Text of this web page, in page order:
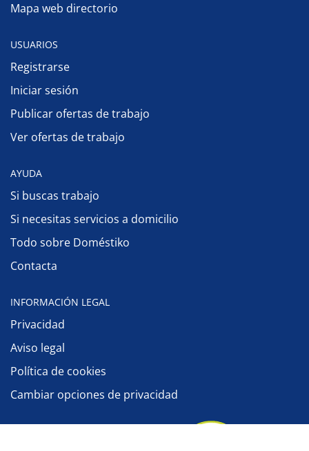
Mapa web directorio
USUARIOS
Registrarse
Iniciar sesión
Publicar ofertas de trabajo
Ver ofertas de trabajo
AYUDA
Si buscas trabajo
Si necesitas servicios a domicilio
Todo sobre Doméstiko
Contacta
INFORMACIÓN LEGAL
Privacidad
Aviso legal
Política de cookies
Cambiar opciones de privacidad